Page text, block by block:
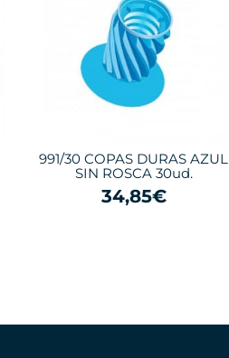
991/30 COPAS DURAS AZUL
SIN ROSCA 30ud.
34,85€